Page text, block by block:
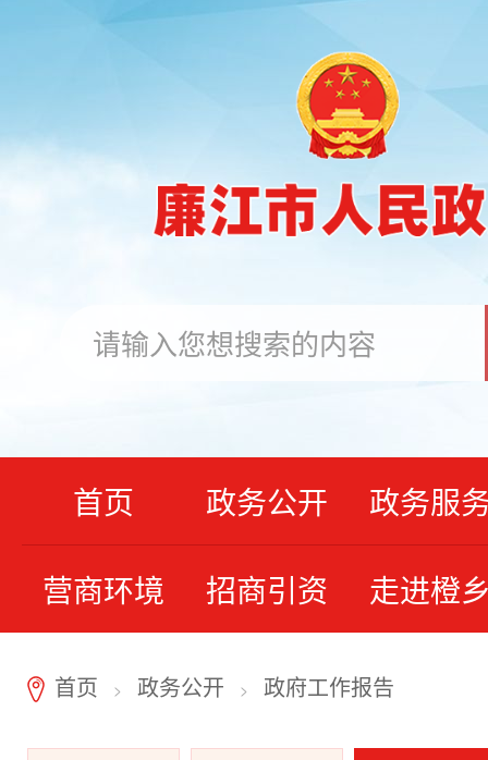
首页 政务公开 政务服
营商环境 招商引资 走进橙
7 首页 > 政务公开 > 政府工作报告